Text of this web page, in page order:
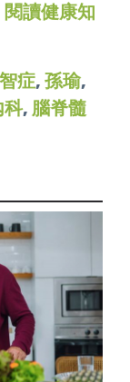
讀健康知
症, 孫瑜,
科, 腦脊髓